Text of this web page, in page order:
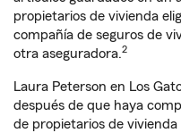
propietarios de vivienda
compañía de seguros de
otra aseguradora.2
Laura Peterson en Los
después de que haya
de propietarios de vivienda